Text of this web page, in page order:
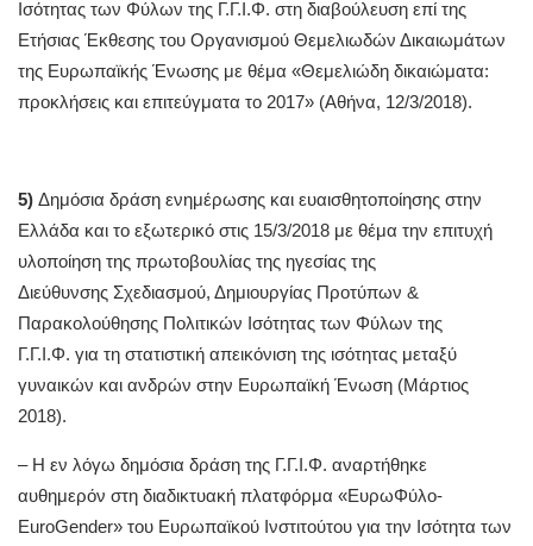
Ισότητας των Φύλων της Γ.Γ.Ι.Φ. στη διαβούλευση επί της
Ετήσιας Έκθεσης του Οργανισμού Θεμελιωδών Δικαιωμάτων
της Ευρωπαϊκής Ένωσης με θέμα «Θεμελιώδη δικαιώματα:
προκλήσεις και επιτεύγματα το 2017» (Αθήνα, 12/3/2018).
5) Δημόσια δράση ενημέρωσης και ευαισθητοποίησης στην
Ελλάδα και το εξωτερικό στις 15/3/2018 με θέμα την επιτυχή
υλοποίηση της πρωτοβουλίας της ηγεσίας της
Διεύθυνσης Σχεδιασμού, Δημιουργίας Προτύπων &
Παρακολούθησης Πολιτικών Ισότητας των Φύλων της
Γ.Γ.Ι.Φ. για τη στατιστική απεικόνιση της ισότητας μεταξύ
γυναικών και ανδρών στην Ευρωπαϊκή Ένωση (Μάρτιος
2018).
– Η εν λόγω δημόσια δράση της Γ.Γ.Ι.Φ. αναρτήθηκε
αυθημερόν στη διαδικτυακή πλατφόρμα «ΕυρωΦύλο-
EuroGender» του Ευρωπαϊκού Ινστιτούτου για την Ισότητα των